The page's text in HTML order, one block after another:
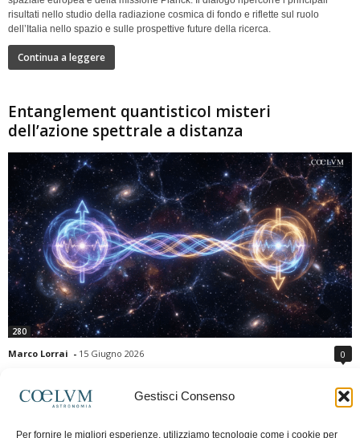
Gestisci Consenso
Per fornire le migliori esperienze, utilizziamo tecnologie come i cookie per
risultati nello studio della radiazione cosmica di fondo e riflette sul ruolo
dell’Italia nello spazio e sulle prospettive future della ricerca.
Continua a leggere
Entanglement quantisticoI misteri
dell’azione spettrale a distanza
280
Marco Lorrai - 15 Giugno 2026 0
moderna: due particelle possono mostrare correlazioni che sembrano ignorare
la distanza che le separa. Gli esperimenti e i teoremi di Bell hanno escluso le
previsioni della meccanica quantistica. Nonostante ciò, l'entanglement non